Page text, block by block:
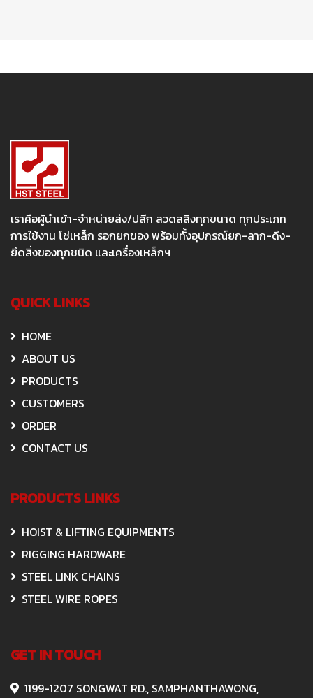
เราคือผู้นำเข้า-จำหน่ายส่ง/ปลีก ลวดสลิงทุกขนาด ทุกประเภท
การใช้งาน โซ่เหล็ก รอกยกของ พร้อมทั้งอุปกรณ์ยก-ลาก-ดึง-
ยึดสิ่งของทุกชนิด และเครื่องเหล็กฯ
QUICK LINKS
HOME
ABOUT US
PRODUCTS
CUSTOMERS
ORDER
CONTACT US
PRODUCTS LINKS
HOIST & LIFTING EQUIPMENTS
RIGGING HARDWARE
STEEL LINK CHAINS
STEEL WIRE ROPES
GET IN TOUCH
1199-1207 SONGWAT RD., SAMPHANTHAWONG,